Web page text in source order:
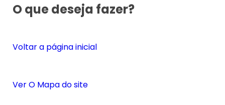
O que deseja fazer?
Voltar a página inicial
Ver O Mapa do site